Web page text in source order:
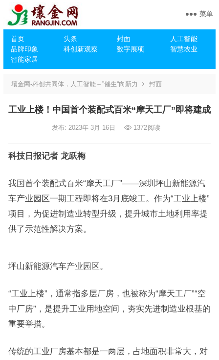
首页 头条 封面
人工智能
品牌印象
科创新观察 数字展项
智慧农业
智能家居
菜单
壤金网-科创共同体，人工智能＋”催生“向新力 封面
工业上楼！中国首个装配式百米“摩天工厂”即将建成
发布: 2023年 3月 16日 1372阅读
科技日报记者 龙跃梅
我国首个装配式百米“摩天工厂”——深圳坪山新能源汽
车产业园区一期工程即将在3月底竣工。作为“工业上楼”
项目，为促进制造业转型升级，提升城市土地利用率提
供了示范性解决方案。
坪山新能源汽车产业园区。
“工业上楼”，通常指多层厂房，也被称为“摩天工厂”“空
中厂房”，是提升工业用地空间，夯实先进制造业根基的
重要举措。
传统的工业厂房基本都是一两层，占地面积非常大，对